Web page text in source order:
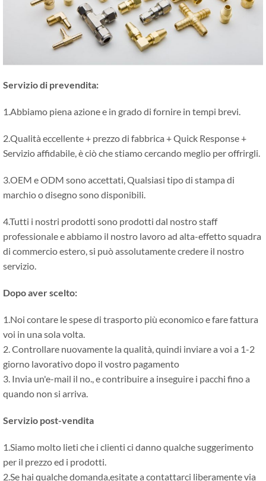
Servizio di prevendita:
1.Abbiamo piena azione e in grado di fornire in tempi brevi.
2.Qualità eccellente + prezzo di fabbrica + Quick Response +
Servizio affidabile, è ciò che stiamo cercando meglio per offrirgli.
3.OEM e ODM sono accettati, Qualsiasi tipo di stampa di
marchio o disegno sono disponibili.
4.Tutti i nostri prodotti sono prodotti dal nostro staff
professionale e abbiamo il nostro lavoro ad alta-effetto squadra
di commercio estero, si può assolutamente credere il nostro
servizio.
Dopo aver scelto:
1.Noi contare le spese di trasporto più economico e fare fattura
voi in una sola volta.
2. Controllare nuovamente la qualità, quindi inviare a voi a 1-2
giorno lavorativo dopo il vostro pagamento
3. Invia un'e-mail il no., e contribuire a inseguire i pacchi fino a
quando non si arriva.
Servizio post-vendita
1.Siamo molto lieti che i clienti ci danno qualche suggerimento
per il prezzo ed i prodotti.
2.Se hai qualche domanda,esitate a contattarci liberamente via